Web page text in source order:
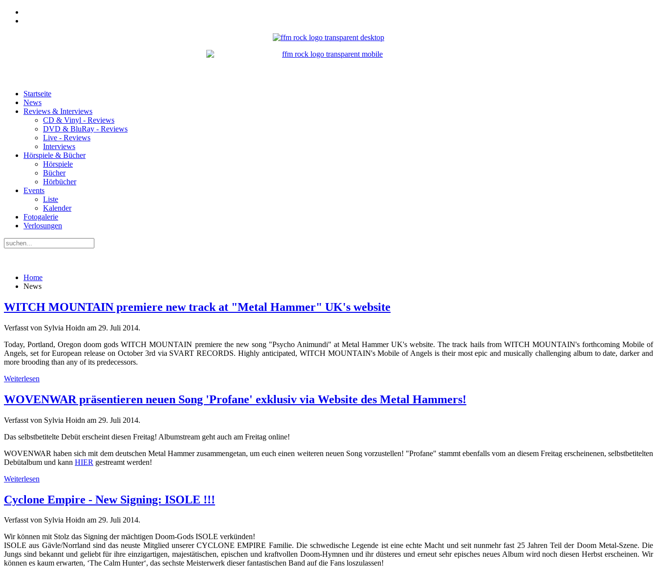
Startseite
News
Reviews & Interviews
CD & Vinyl - Reviews
DVD & BluRay - Reviews
Live - Reviews
Interviews
Hörspiele & Bücher
Hörspiele
Bücher
Hörbücher
Events
Liste
Kalender
Fotogalerie
Verlosungen
Home
News
WITCH MOUNTAIN premiere new track at "Metal Hammer" UK's website
Verfasst von Sylvia Hoidn am 29. Juli 2014.
Today, Portland, Oregon doom gods WITCH MOUNTAIN premiere the new song "Psycho Animundi" at Metal Hammer UK's website. The track hails from WITCH MOUNTAIN's forthcoming Mobile of
Angels, set for European release on October 3rd via SVART RECORDS. Highly anticipated, WITCH MOUNTAIN's Mobile of Angels is their most epic and musically challenging album to date, darker and
more brooding than any of its predecessors.
Weiterlesen
WOVENWAR präsentieren neuen Song 'Profane' exklusiv via Website des Metal Hammers!
Verfasst von Sylvia Hoidn am 29. Juli 2014.
Das selbstbetitelte Debüt erscheint diesen Freitag! Albumstream geht auch am Freitag online!
WOVENWAR haben sich mit dem deutschen Metal Hammer zusammengetan, um euch einen weiteren neuen Song vorzustellen! "Profane" stammt ebenfalls vom an diesem Freitag erscheinenen, selbstbetitelten
Debütalbum und kann HIER gestreamt werden!
Weiterlesen
Cyclone Empire - New Signing: ISOLE !!!
Verfasst von Sylvia Hoidn am 29. Juli 2014.
Wir können mit Stolz das Signing der mächtigen Doom-Gods ISOLE verkünden!
ISOLE aus Gävle/Norrland sind das neuste Mitglied unserer CYCLONE EMPIRE Familie. Die schwedische Legende ist eine echte Macht und seit nunmehr fast 25 Jahren Teil der Doom Metal-Szene. Die
Jungs sind bekannt und geliebt für ihre einzigartigen, majestätischen, epischen und kraftvollen Doom-Hymnen und ihr düsteres und erneut sehr episches neues Album wird noch diesen Herbst erscheinen. Wir
können es kaum erwarten, ‘The Calm Hunter‘, das sechste Meisterwerk dieser fantastischen Band auf die Fans loszulassen!